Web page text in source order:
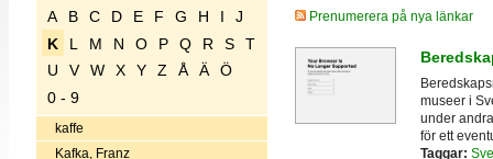
A B C D E F G H I
J
K
L M N O P Q R S
T
U
V W X Y Z Å Ä
Ö
0 - 9
kaffe
Kafka, Franz
Prenumerera på nya länkar
museer i
under
för ett
Taggar: